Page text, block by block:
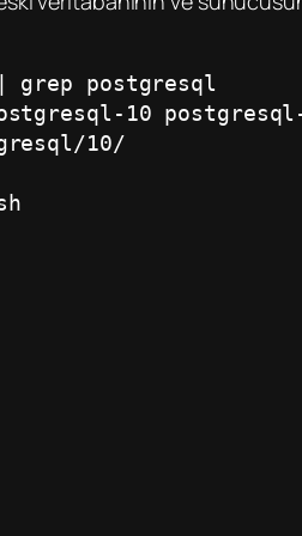
postgresql
10
10/